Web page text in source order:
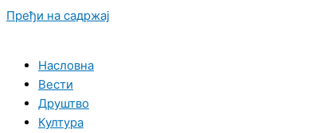
Пређи на садржај
Насловна
Вести
Друштво
Култура